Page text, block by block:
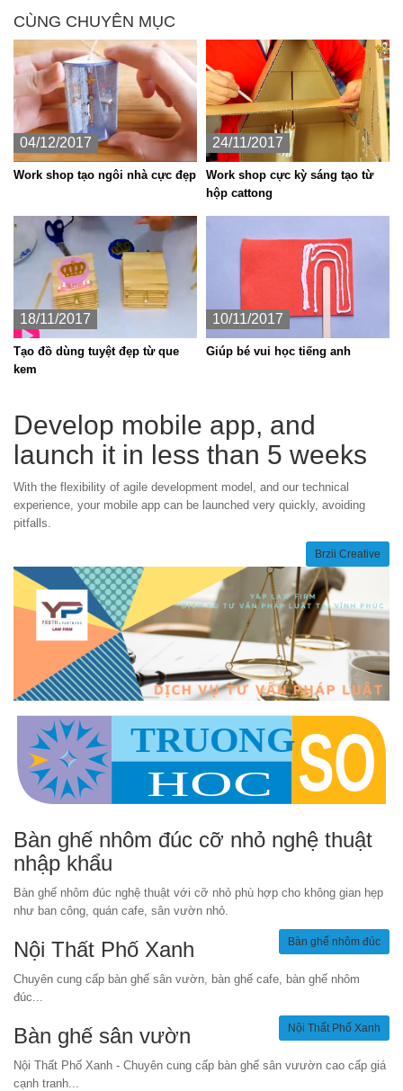
CÙNG CHUYÊN MỤC
04/12/2017
Work shop tạo ngôi nhà cực đẹp
24/11/2017
Work shop cực kỳ sáng tạo từ
hộp cattong
18/11/2017
Tạo đồ dùng tuyệt đẹp từ que
kem
10/11/2017
Giúp bé vui học tiếng anh
Develop mobile app, and
launch it in less than 5 weeks
With the flexibility of agile development model, and our technical
experience, your mobile app can be launched very quickly, avoiding
pitfalls.
Brzii Creative
Bàn ghế nhôm đúc cỡ nhỏ nghệ thuật
nhập khẩu
Bàn ghế nhôm đúc nghệ thuật với cỡ nhỏ phù hợp cho không gian hẹp
như ban công, quán cafe, sân vườn nhỏ.
Bàn ghế nhôm đúc
Nội Thất Phố Xanh
Chuyên cung cấp bàn ghế sân vườn, bàn ghế cafe, bàn ghế nhôm
đúc...
Nội Thất Phố Xanh
Bàn ghế sân vườn
Nội Thất Phố Xanh - Chuyên cung cấp bàn ghế sân vưườn cao cấp giá
cạnh tranh...